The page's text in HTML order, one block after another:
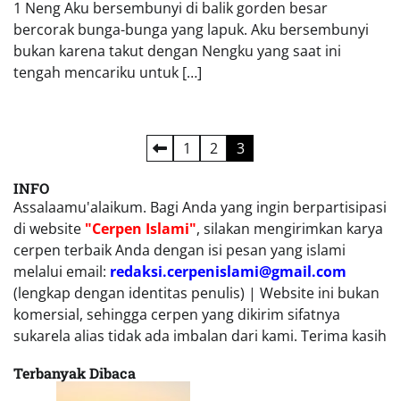
1 Neng Aku bersembunyi di balik gorden besar
bercorak bunga-bunga yang lapuk. Aku bersembunyi
bukan karena takut dengan Nengku yang saat ini
tengah mencariku untuk […]
pagination
1 2 3
INFO
Assalaamu'alaikum. Bagi Anda yang ingin berpartisipasi
di website "Cerpen Islami", silakan mengirimkan karya
cerpen terbaik Anda dengan isi pesan yang islami
melalui email: redaksi.cerpenislami@gmail.com
(lengkap dengan identitas penulis) | Website ini bukan
komersial, sehingga cerpen yang dikirim sifatnya
sukarela alias tidak ada imbalan dari kami. Terima kasih
Terbanyak Dibaca